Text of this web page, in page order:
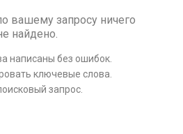
вашему запросу ничего
найдено.
написаны без ошибок.
ключевые слова.
запрос.